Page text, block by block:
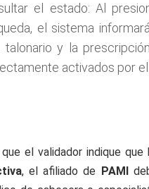
el estado: Al
el sistema
talonario y la
activados por
el validador indique
, el afiliado de PAMI